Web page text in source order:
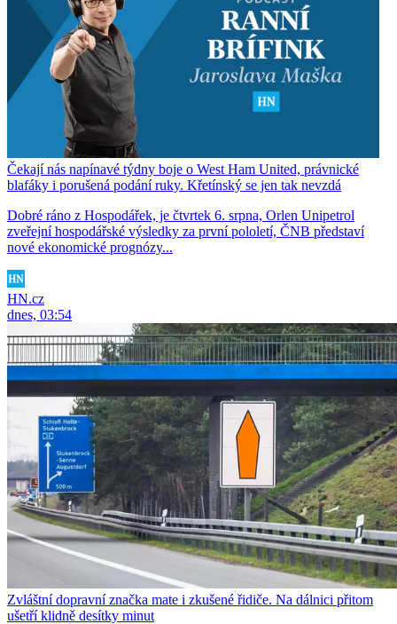
Čekají nás napínavé týdny boje o West Ham United, právnické
blafáky i porušená podání ruky. Křetínský se jen tak nevzdá
Dobré ráno z Hospodářek, je čtvrtek 6. srpna, Orlen Unipetrol
zveřejní hospodářské výsledky za první pololetí, ČNB představí
nové ekonomické prognózy...
HN.cz
dnes, 03:54
Zvláštní dopravní značka mate i zkušené řidiče. Na dálnici přitom
ušetří klidně desítky minut